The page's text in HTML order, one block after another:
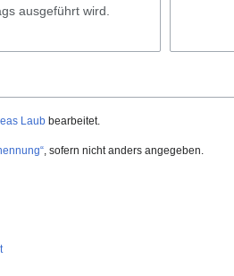
ausgeführt wird.
Laub bearbeitet.
, sofern nicht anders angegeben.